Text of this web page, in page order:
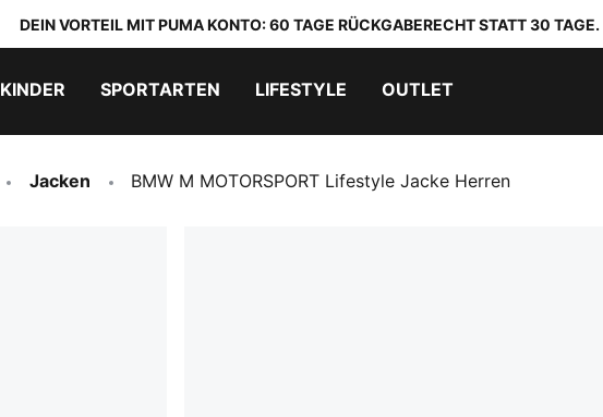
DEIN VORTEIL MIT PUMA KONTO: 60 TAGE RÜCKGABERECHT STATT 30 TAGE.
KINDER SPORTARTEN LIFESTYLE OUTLET
Jacken BMW M MOTORSPORT Lifestyle Jacke Herren